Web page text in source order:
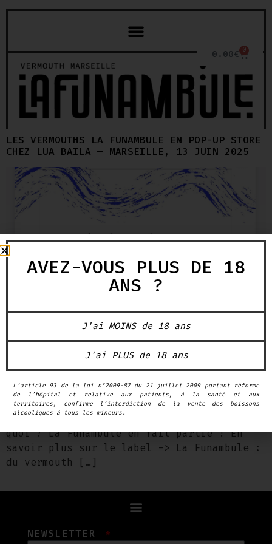
0.00€ 0
LES VERMOUTHS LA FUNAMBULE EN POP-UP STORE
CHEZ LUA BAILA — MARSEILLE, 13 JUIN 2025
Previous Next Le 10 mars 2025, au Palais
du Pharo, la Mairie de Marseille a remis
le label “Fabriqué à Marseille” à 107
entreprises locales. Ce label met en avant
le savoir-faire marseillais, et devinez
quoi ? La Funambule en fait partie ! En
savoir plus sur le label -> La Funambule :
du vermouth […]
NEWSLETTER
AVEZ-VOUS PLUS DE 18
ANS ?
J'ai MOINS de 18 ans
J'ai PLUS de 18 ans
L’article 93 de la loi n°2009-87 du 21 juillet 2009 portant réforme
de l’hôpital et relative aux patients, à la santé et aux
territoires, confirme l’interdiction de la vente des boissons
alcooliques à tous les mineurs.